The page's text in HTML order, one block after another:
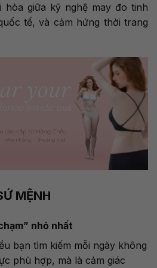
giữa kỹ nghệ may đo tinh
tế, và cảm hứng thời trang
MỆNH
nhỏ nhất
bạn tìm kiếm mỗi ngày không
phù hợp, mà là cảm giác